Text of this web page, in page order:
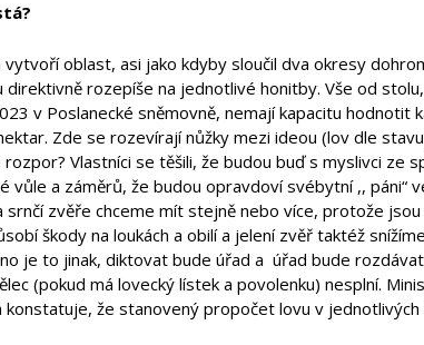
á?
oblast, asi jako kdyby sloučil dva okresy
direktivně rozepíše na jednotlivé honitby. Vše od
v Poslanecké sněmovně, nemají kapacitu hodnotit
Zde se rozevírají nůžky mezi ideou (lov dle
Vlastníci se těšili, že budou buď s myslivci ze
a záměrů, že budou opravdoví svébytní ,, páni“
srnčí zvěře chceme mít stejně nebo více, protože
škody na loukách a obilí a jelení zvěř taktéž
je to jinak, diktovat bude úřad a úřad bude
(pokud má lovecký lístek a povolenku) nesplní.
že stanovený propočet lovu v